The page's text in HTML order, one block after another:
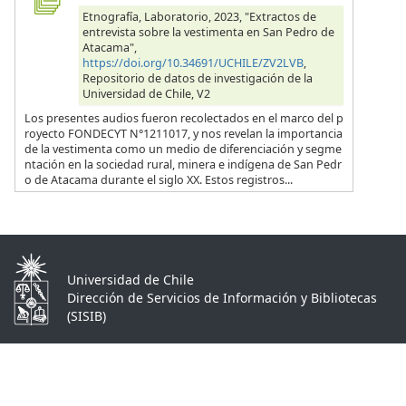
Etnografía, Laboratorio, 2023, "Extractos de
entrevista sobre la vestimenta en San Pedro de
Atacama",
https://doi.org/10.34691/UCHILE/ZV2LVB,
Repositorio de datos de investigación de la
Universidad de Chile, V2
Los presentes audios fueron recolectados en el marco del p
royecto FONDECYT N°1211017, y nos revelan la importancia
de la vestimenta como un medio de diferenciación y segme
ntación en la sociedad rural, minera e indígena de San Pedr
o de Atacama durante el siglo XX. Estos registros...
Universidad de Chile
Dirección de Servicios de Información y Bibliotecas
(SISIB)